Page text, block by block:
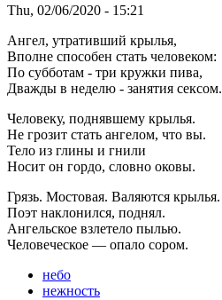
Thu, 02/06/2020 - 15:21
Ангел, утративший крылья,
Вполне способен стать человеком:
По субботам - три кружки пива,
Дважды в неделю - занятия сексом.
Человеку, поднявшему крылья.
Не грозит стать ангелом, что вы.
Тело из глины и гнили
Носит он гордо, словно оковы.
Грязь. Мостовая. Валяются крылья.
Поэт наклонился, поднял.
Ангельское взлетело пылью.
Человеческое — опало сором.
небо
нежность